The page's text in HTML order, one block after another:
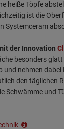
heiße Töpfe
ist die
Systemceram
der Innovation
besonders
und nehmen
den täglichen
Schwämme und